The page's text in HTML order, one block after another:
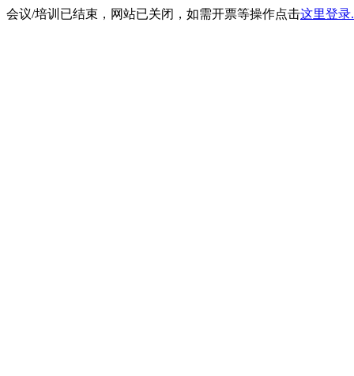
会议/培训已结束，网站已关闭，如需开票等操作点击这里登录.